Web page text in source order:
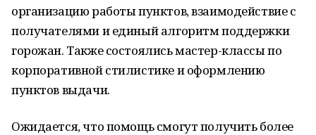
организацию работы пунктов, взаимодействие с
получателями и единый алгоритм поддержки
горожан. Также состоялись мастер-классы по
корпоративной стилистике и оформлению
пунктов выдачи.
Ожидается, что помощь смогут получить более